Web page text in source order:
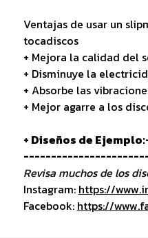
Ventajas de usar un
tocadiscos
+ Mejora la calidad del
+ Disminuye la
+ Absorbe las
+ Mejor agarre a los
+ Diseños de
Revisa muchos de los
Instagram: https://
Facebook: https://